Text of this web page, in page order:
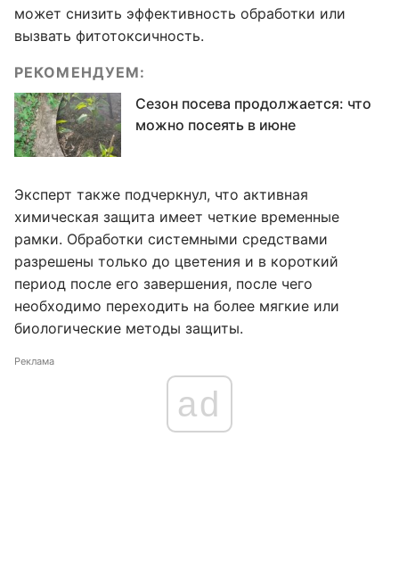
может снизить эффективность обработки или
вызвать фитотоксичность.
РЕКОМЕНДУЕМ:
Сезон посева продолжается: что
можно посеять в июне
Эксперт также подчеркнул, что активная
химическая защита имеет четкие временные
рамки. Обработки системными средствами
разрешены только до цветения и в короткий
период после его завершения, после чего
необходимо переходить на более мягкие или
биологические методы защиты.
Реклама
ad